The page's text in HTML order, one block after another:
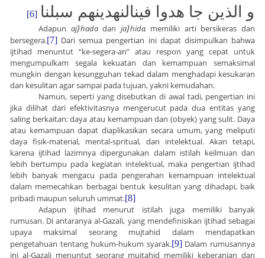
و الذين جا هدوا فينالنهدينهم سبلنا [6]
Adapun aj}hadadan ja}hidamemiliki arti bersikeras dan
bersegera.[7] Dari semua pengertian ini dapat disimpulkan bahwa
ijtihad menuntut “ke-segera-an” atau respon yang cepat untuk
mengumpulkam segala kekuatan dan kemampuan semaksimal
mungkin dengan kesungguhan tekad dalam menghadapi kesukaran
dan kesulitan agar sampai pada tujuan, yakni kemudahan.
Namun, seperti yang disebutkan di awal tadi, pengertian ini
jika dilihat dari efektivitasnya mengerucut pada dua entitas yang
saling berkaitan: daya atau kemampuan dan (obyek) yang sulit. Daya
atau kemampuan dapat diaplikasikan secara umum, yang meliputi
daya fisik-material, mental-spritual, dan intelektual. Akan tetapi,
karena ijtihad lazimnya dipergunakan dalam istilah keilmuan dan
lebih bertumpu pada kegiatan intelektual, maka pengertian ijtihad
lebih banyak mengacu pada pengerahan kemampuan intelektual
dalam memecahkan berbagai bentuk kesulitan yang dihadapi, baik
pribadi maupun seluruh ummat.[8]
Adapun ijtihad menurut istilah juga memiliki banyak
rumusan. Di antaranya al-Gazali, yang mendefinisikan ijtihad sebagai
upaya maksimal seorang mujtahid dalam mendapatkan
pengetahuan tentang hukum-hukum syarak.[9]Dalam rumusannya
ini al-Gazali menuntut seorang mujtahid memiliki keberanian dan